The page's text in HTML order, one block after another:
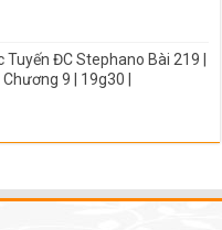
Tuyến ĐC Stephano Bài 219 |
9 | 19g30 |